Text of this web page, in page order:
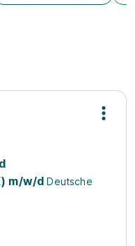
m/w/d Deutsche